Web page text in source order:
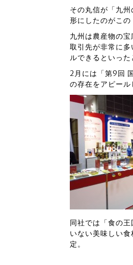
その丸信が「九
形にしたのがこの
九州は農産物の
取引先が非常に
ルできるといった
2月には「第9回
の存在をアピール
同社では「食の
いない美味しい
定。